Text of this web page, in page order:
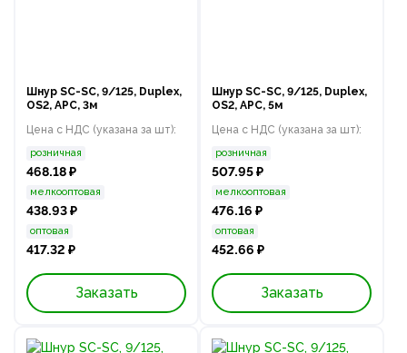
Шнур SC-SC, 9/125, Duplex,
OS2, APC, 3м
Цена с НДС (указана за шт):
розничная
468.18 ₽
мелкооптовая
438.93 ₽
оптовая
417.32 ₽
Заказать
Шнур SC-SC, 9/125, Duplex,
OS2, APC, 5м
Цена с НДС (указана за шт):
розничная
507.95 ₽
мелкооптовая
476.16 ₽
оптовая
452.66 ₽
Заказать